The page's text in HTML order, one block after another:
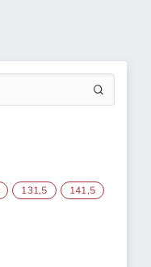
131,5
141,5